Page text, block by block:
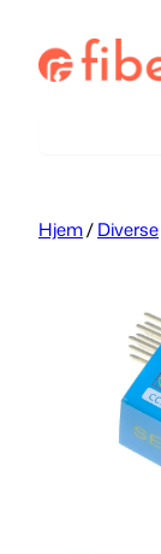
innhold
Hjem/Diverse